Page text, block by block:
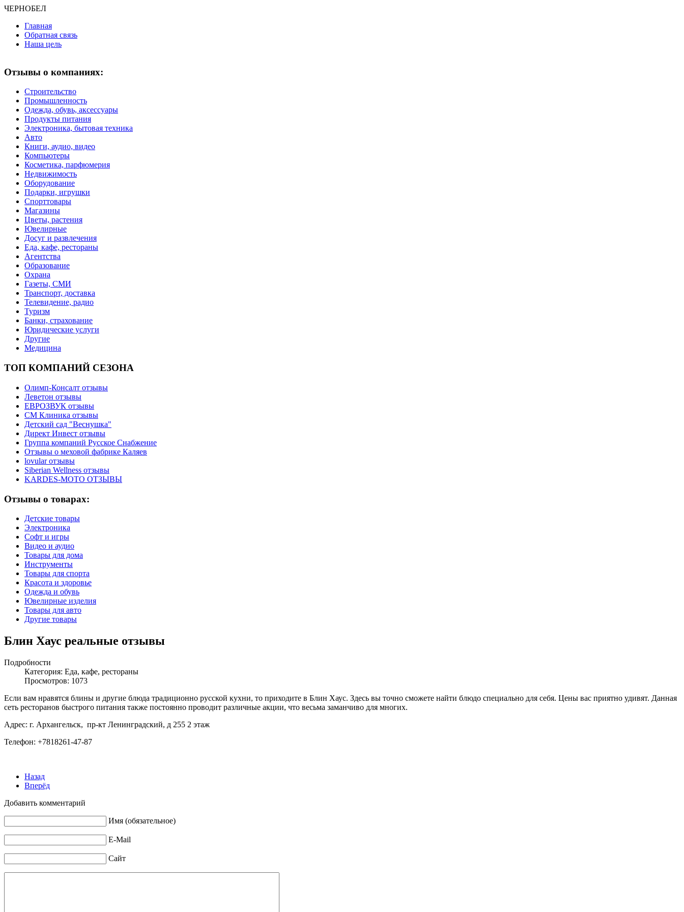
ЧЕРНОБЕЛ
Главная
Обратная связь
Наша цель
Отзывы о компаниях:
Строительство
Промышленность
Одежда, обувь, аксессуары
Продукты питания
Электроника, бытовая техника
Авто
Книги, аудио, видео
Компьютеры
Косметика, парфюмерия
Недвижимость
Оборудование
Подарки, игрушки
Спорттовары
Магазины
Цветы, растения
Ювелирные
Досуг и развлечения
Еда, кафе, рестораны
Агентства
Образование
Охрана
Газеты, СМИ
Транспорт, доставка
Телевидение, радио
Туризм
Банки, страхование
Юридические услуги
Другие
Медицина
ТОП КОМПАНИЙ СЕЗОНА
Олимп-Консалт отзывы
Леветон отзывы
ЕВРОЗВУК отзывы
СМ Клиника отзывы
Детский сад "Веснушка"
Директ Инвест отзывы
Группа компаний Русское Снабжение
Отзывы о меховой фабрике Каляев
lovular отзывы
Siberian Wellness отзывы
KARDES-MOTO ОТЗЫВЫ
Отзывы о товарах:
Детские товары
Электроника
Софт и игры
Видео и аудио
Товары для дома
Инструменты
Товары для спорта
Красота и здоровье
Одежда и обувь
Ювелирные изделия
Товары для авто
Другие товары
Блин Хаус реальные отзывы
Подробности
Категория: Еда, кафе, рестораны
Просмотров: 1073
Если вам нравятся блины и другие блюда традиционно русской кухни, то приходите в Блин Хаус. Здесь вы точно сможете найти блюдо специально для себя. Цены вас приятно удивят. Данная
сеть ресторанов быстрого питания также постоянно проводит различные акции, что весьма заманчиво для многих.
Адрес: г. Архангельск, пр-кт Ленинградский, д 255 2 этаж
Телефон: +7818261-47-87
Назад
Вперёд
Добавить комментарий
Имя (обязательное)
E-Mail
Сайт